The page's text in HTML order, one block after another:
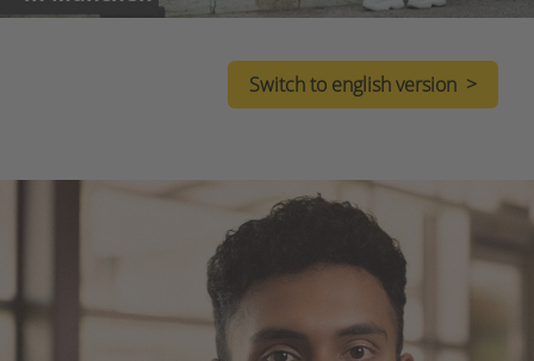
Internationale
Switch to english version >